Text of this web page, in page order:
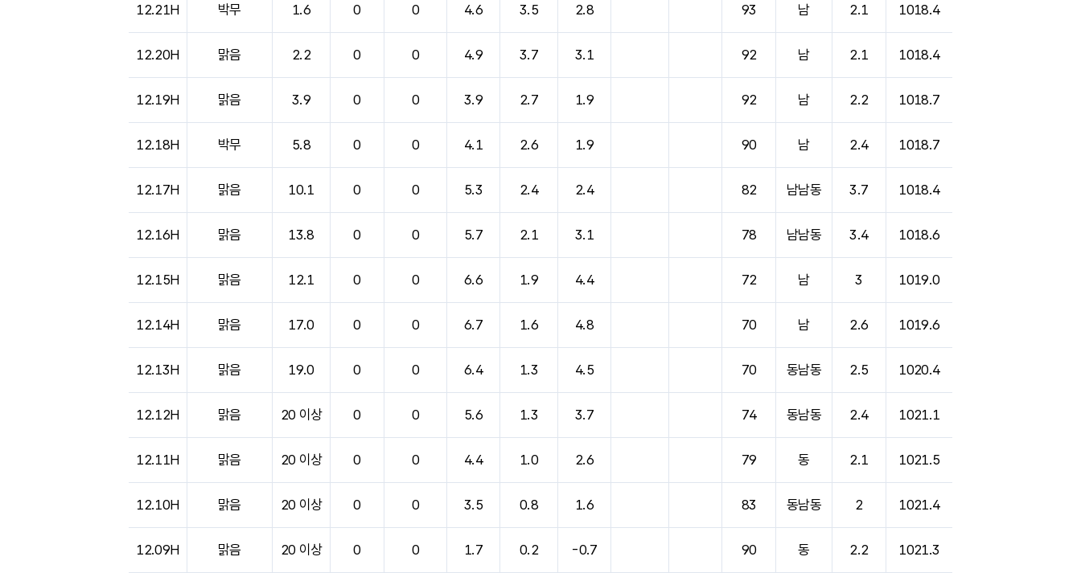
12.21H 박무 1.6 0 0 4.6 3.5 2.8 93 남 2.1 1018.4
12.20H 맑음 2.2 0 0 4.9 3.7 3.1 92 남 2.1 1018.4
12.19H 맑음 3.9 0 0 3.9 2.7 1.9 92 남 2.2 1018.7
12.18H 박무 5.8 0 0 4.1 2.6 1.9 90 남 2.4 1018.7
12.17H 맑음 10.1 0 0 5.3 2.4 2.4 82 남남동 3.7 1018.4
12.16H 맑음 13.8 0 0 5.7 2.1 3.1 78 남남동 3.4 1018.6
12.15H 맑음 12.1 0 0 6.6 1.9 4.4 72 남 3 1019.0
12.14H 맑음 17.0 0 0 6.7 1.6 4.8 70 남 2.6 1019.6
12.13H 맑음 19.0 0 0 6.4 1.3 4.5 70 동남동 2.5 1020.4
12.12H 맑음 20 이상 0 0 5.6 1.3 3.7 74 동남동 2.4 1021.1
12.11H 맑음 20 이상 0 0 4.4 1.0 2.6 79 동 2.1 1021.5
12.10H 맑음 20 이상 0 0 3.5 0.8 1.6 83 동남동 2 1021.4
12.09H 맑음 20 이상 0 0 1.7 0.2 -0.7 90 동 2.2 1021.3